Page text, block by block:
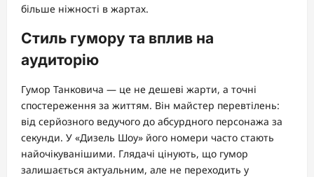
більше ніжності в жартах.
Стиль гумору та вплив на
аудиторію
Гумор Танковича — це не дешеві жарти, а точні
спостереження за життям. Він майстер перевтілень:
від серйозного ведучого до абсурдного персонажа за
секунди. У «Дизель Шоу» його номери часто стають
найочікуванішими. Глядачі цінують, що гумор
залишається актуальним, але не переходить у